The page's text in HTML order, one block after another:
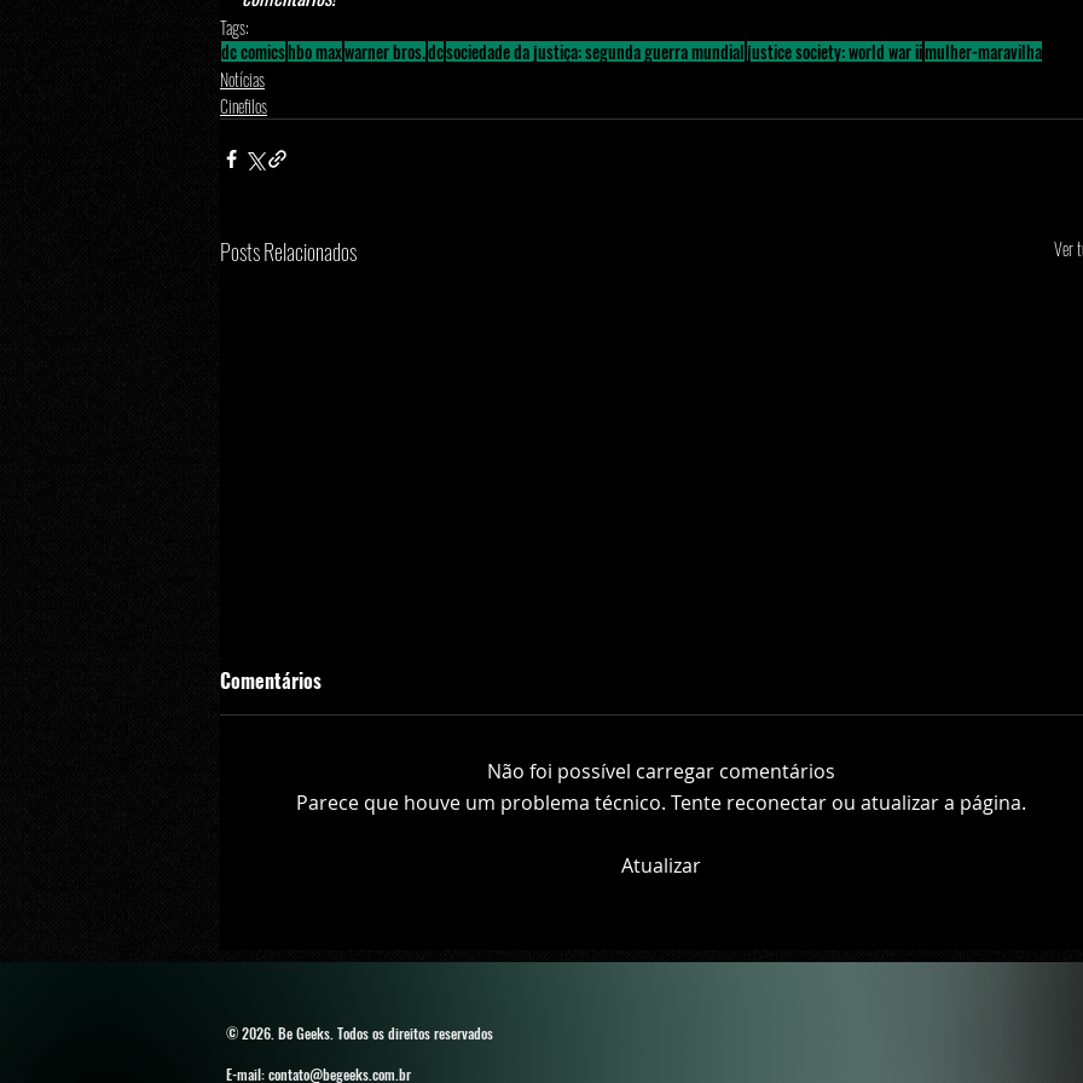
Tags:
dc comicshbo maxwarner bros.dcsociedade da justiça: segunda guerra mundialjustice society: world war iimulher-maravilha
Notícias
Cinefilos
Posts Relacionados Ver
Comentários
Não foi possível carregar comentários
Parece que houve um problema técnico. Tente reconectar ou atualizar a página.
Atualizar
© 2026. Be Geeks. Todos os direitos reservados
E-mail: contato@begeeks.com.br